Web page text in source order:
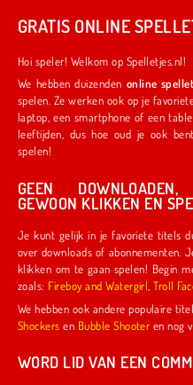
GRATIS ONLINE
Hoi speler! Welkom op Spelletjes.nl!
We hebben duizenden online
spelen. Ze werken ook op je
laptop, een smartphone of een tablet. We hebben iets voor spelers van alle
leeftijden, dus hoe oud je ook bent, je vindt
spelen!
GEEN
GEWOON KLIKKEN EN
Je kunt gelijk in je favoriete titels
over downloads of abonnementen.
klikken om te gaan spelen! Begin met spelletjes die door ons zijn
zoals:
Fireboy and Watergirl ,Troll
Shockers en Bubble Shooter
WORD LID VAN EEN